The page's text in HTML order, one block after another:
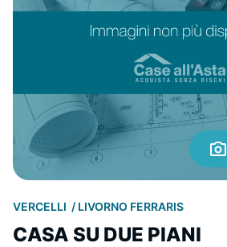
VERCELLI LIVORNO FERRARIS
CASA SU DUE PIANI